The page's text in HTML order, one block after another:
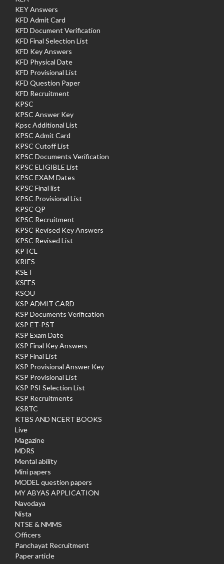
KEY Answers
KFD Admit Card
KFD Document Verification
KFD Final Selection List
KFD Key Answers
KFD Physical Date
KFD Provisional List
KFD Question Paper
KFD Recruitment
KPSC
KPSC Answer Key
Kpsc Additional List
KPSC Admit Card
KPSC Cutoff List
KPSC Documents Verification
KPSC ELIGIBLE List
KPSC EXAM Dates
KPSC Final list
KPSC Provisional List
KPSC QP
KPSC Recruitment
KPSC Revised Key Answers
KPSC Revised List
KPTCL
KRIES
KSET
KSFES
KSOU
KSP ADMIT CARD
KSP Documents Verification
KSP ET-PST
KSP Exam Date
KSP Final Key Answers
KSP Final List
KSP Provisional Answer Key
KSP Provisional List
KSP PSI Selection List
KSP Recruitments
KSRTC
KTBS AND NCERT BOOKS
Live
Magazine
MDRS
Mental ability
Mini papers
MODEL question papers
MY ABYAS APPLICATION
Navodaya
Nista
NTSE & NMMS
Officers
Panchayat Recruitment
Paper article